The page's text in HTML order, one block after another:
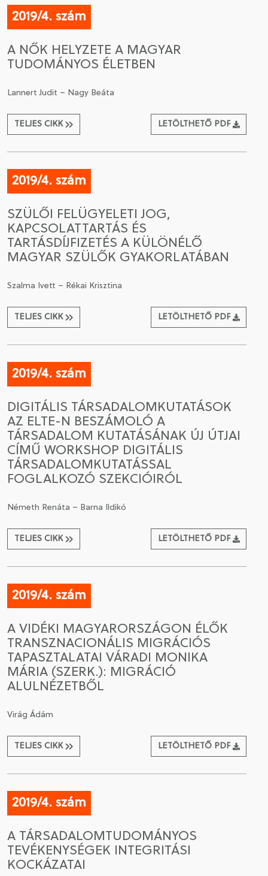
2019/4. szám
A NŐK HELYZETE A MAGYAR
TUDOMÁNYOS ÉLETBEN
Lannert Judit – Nagy Beáta
TELJES CIKK LETÖLTHETŐ PDF
2019/4. szám
SZÜLŐI FELÜGYELETI JOG,
KAPCSOLATTARTÁS ÉS
TARTÁSDÍJFIZETÉS A KÜLÖNÉLŐ
MAGYAR SZÜLŐK GYAKORLATÁBAN
Szalma Ivett – Rékai Krisztina
TELJES CIKK LETÖLTHETŐ PDF
2019/4. szám
DIGITÁLIS TÁRSADALOMKUTATÁSOK
AZ ELTE-N BESZÁMOLÓ A
TÁRSADALOM KUTATÁSÁNAK ÚJ ÚTJAI
CÍMŰ WORKSHOP DIGITÁLIS
TÁRSADALOMKUTATÁSSAL
FOGLALKOZÓ SZEKCIÓIRÓL
Németh Renáta – Barna Ildikó
TELJES CIKK LETÖLTHETŐ PDF
2019/4. szám
A VIDÉKI MAGYARORSZÁGON ÉLŐK
TRANSZNACIONÁLIS MIGRÁCIÓS
TAPASZTALATAI VÁRADI MONIKA
MÁRIA (SZERK.): MIGRÁCIÓ
ALULNÉZETBŐL
Virág Ádám
TELJES CIKK LETÖLTHETŐ PDF
2019/4. szám
A TÁRSADALOMTUDOMÁNYOS
TEVÉKENYSÉGEK INTEGRITÁSI
KOCKÁZATAI